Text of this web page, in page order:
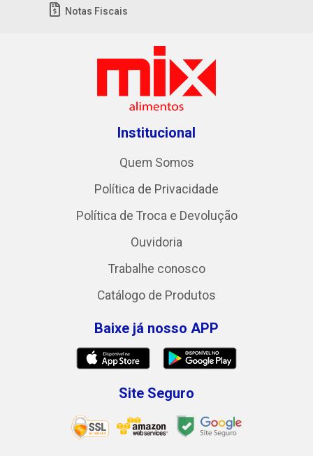
Notas Fiscais
Institucional
Quem Somos
Política de Privacidade
Política de Troca e Devolução
Ouvidoria
Trabalhe conosco
Catálogo de Produtos
Baixe já nosso APP
Site Seguro